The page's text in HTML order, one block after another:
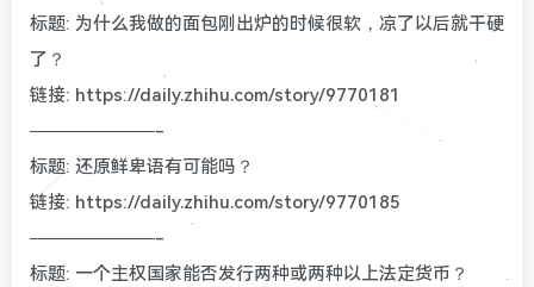
标题: 为什么我做的面包刚出炉的时候很软，凉了以后就干硬
了？
链接: https://daily.zhihu.com/story/9770181
———————-
标题: 还原鲜卑语有可能吗？
链接: https://daily.zhihu.com/story/9770185
———————-
标题: 一个主权国家能否发行两种或两种以上法定货币？